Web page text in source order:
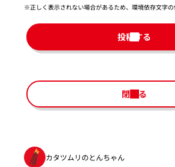
※正しく表示されない場合があるため、環境依存文字の
投稿する
閉じる
カタツムリのとんちゃん